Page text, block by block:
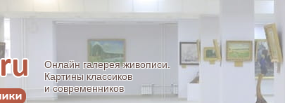
Allpainters.ru - картинная галерея
Онлайн галерея живописи.
Картины классиков
и современников